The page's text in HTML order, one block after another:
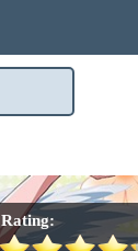
Rating: